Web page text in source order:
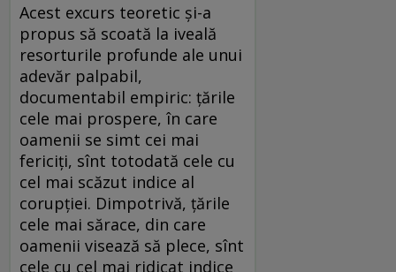
Acest excurs teoretic și-a
propus să scoată la iveală
resorturile profunde ale unui
adevăr palpabil,
documentabil empiric: țările
cele mai prospere, în care
oamenii se simt cei mai
fericiți, sînt totodată cele cu
cel mai scăzut indice al
corupției. Dimpotrivă, țările
cele mai sărace, din care
oamenii visează să plece, sînt
cele cu cel mai ridicat indice